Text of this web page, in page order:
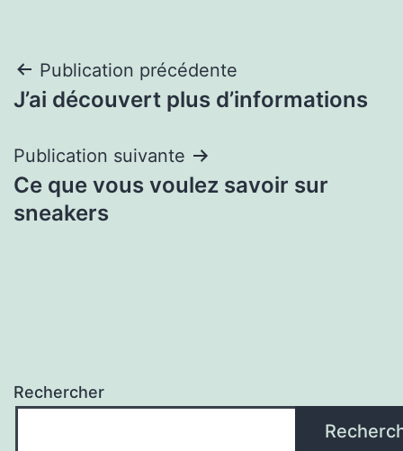
Navigation
de
l’article
Publication précédente
J’ai découvert plus d’informations
Publication suivante
Ce que vous voulez savoir sur
sneakers
Rechercher